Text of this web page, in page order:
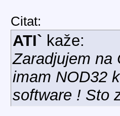
Citat:
ATI` kaže:
Zaradjujem na
imam NOD32
software ! Sto